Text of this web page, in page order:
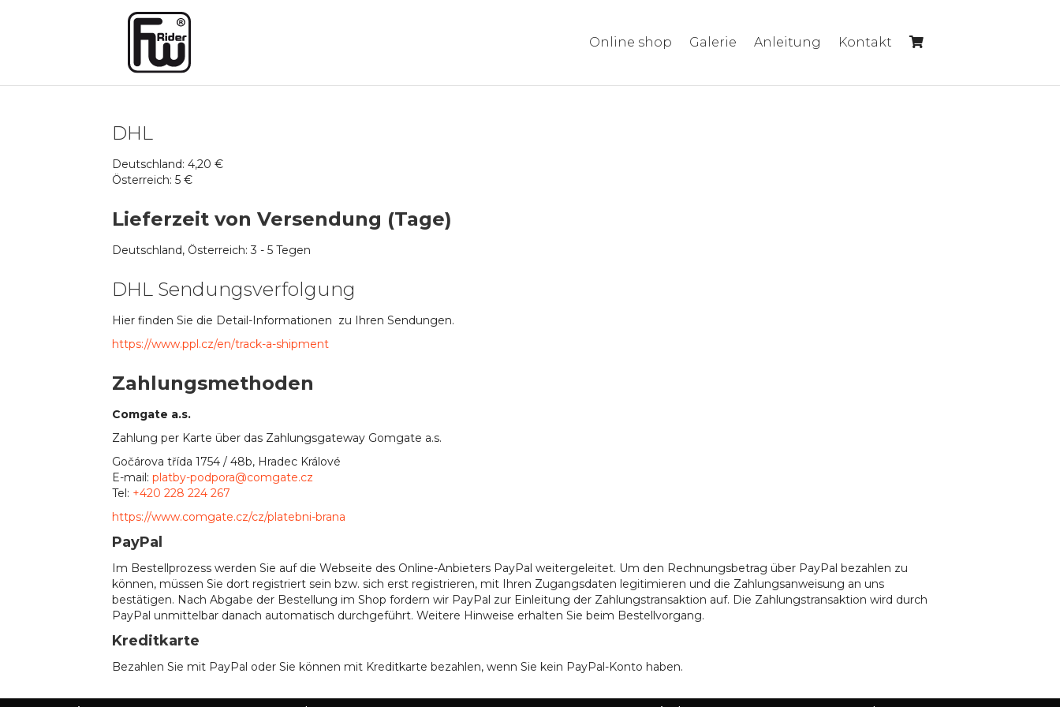
Online shop Galerie Anleitung Kontakt
DHL
Deutschland: 4,20 €
Österreich: 5 €
Lieferzeit von Versendung (Tage)
Deutschland, Österreich: 3 - 5 Tegen
DHL Sendungsverfolgung
Hier finden Sie die Detail-Informationen zu Ihren Sendungen.
https://www.ppl.cz/en/track-a-shipment
Zahlungsmethoden
Comgate a.s.
Zahlung per Karte über das Zahlungsgateway Gomgate a.s.
Gočárova třída 1754 / 48b, Hradec Králové
E-mail: platby-podpora@comgate.cz
Tel: +420 228 224 267
https://www.comgate.cz/cz/platebni-brana
PayPal
Im Bestellprozess werden Sie auf die Webseite des Online-Anbieters PayPal weitergeleitet. Um den Rechnungsbetrag über PayPal bezahlen zu
können, müssen Sie dort registriert sein bzw. sich erst registrieren, mit Ihren Zugangsdaten legitimieren und die Zahlungsanweisung an uns
bestätigen. Nach Abgabe der Bestellung im Shop fordern wir PayPal zur Einleitung der Zahlungstransaktion auf. Die Zahlungstransaktion wird durch
PayPal unmittelbar danach automatisch durchgeführt. Weitere Hinweise erhalten Sie beim Bestellvorgang.
Kreditkarte
Bezahlen Sie mit PayPal oder Sie können mit Kreditkarte bezahlen, wenn Sie kein PayPal-Konto haben.